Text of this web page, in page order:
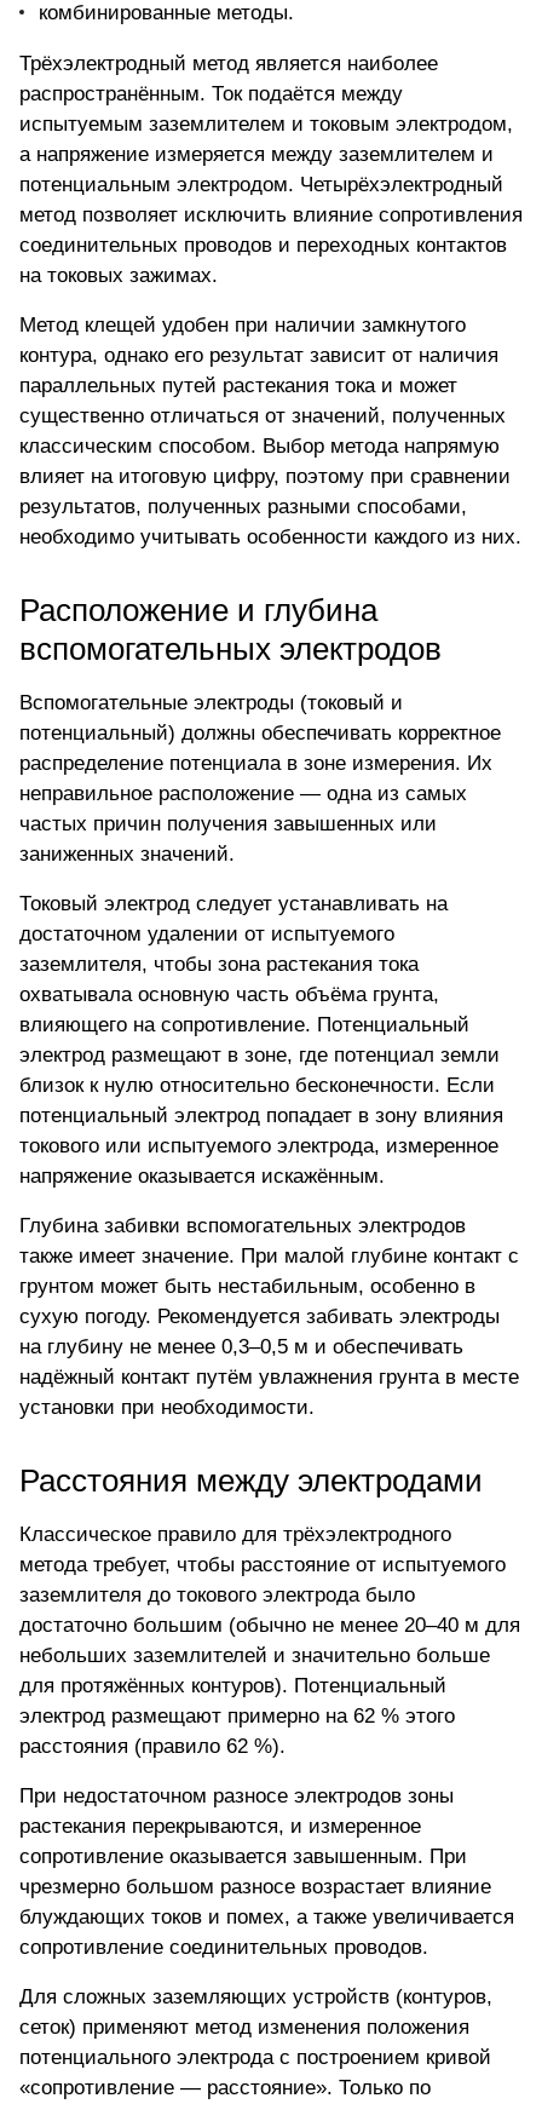
комбинированные методы.
Трёхэлектродный метод является наиболее
распространённым. Ток подаётся между
испытуемым заземлителем и токовым электродом,
а напряжение измеряется между заземлителем и
потенциальным электродом. Четырёхэлектродный
метод позволяет исключить влияние сопротивления
соединительных проводов и переходных контактов
на токовых зажимах.
Метод клещей удобен при наличии замкнутого
контура, однако его результат зависит от наличия
параллельных путей растекания тока и может
существенно отличаться от значений, полученных
классическим способом. Выбор метода напрямую
влияет на итоговую цифру, поэтому при сравнении
результатов, полученных разными способами,
необходимо учитывать особенности каждого из них.
Расположение и глубина
вспомогательных электродов
Вспомогательные электроды (токовый и
потенциальный) должны обеспечивать корректное
распределение потенциала в зоне измерения. Их
неправильное расположение — одна из самых
частых причин получения завышенных или
заниженных значений.
Токовый электрод следует устанавливать на
достаточном удалении от испытуемого
заземлителя, чтобы зона растекания тока
охватывала основную часть объёма грунта,
влияющего на сопротивление. Потенциальный
электрод размещают в зоне, где потенциал земли
близок к нулю относительно бесконечности. Если
потенциальный электрод попадает в зону влияния
токового или испытуемого электрода, измеренное
напряжение оказывается искажённым.
Глубина забивки вспомогательных электродов
также имеет значение. При малой глубине контакт с
грунтом может быть нестабильным, особенно в
сухую погоду. Рекомендуется забивать электроды
на глубину не менее 0,3–0,5 м и обеспечивать
надёжный контакт путём увлажнения грунта в месте
установки при необходимости.
Расстояния между электродами
Классическое правило для трёхэлектродного
метода требует, чтобы расстояние от испытуемого
заземлителя до токового электрода было
достаточно большим (обычно не менее 20–40 м для
небольших заземлителей и значительно больше
для протяжённых контуров). Потенциальный
электрод размещают примерно на 62 % этого
расстояния (правило 62 %).
При недостаточном разносе электродов зоны
растекания перекрываются, и измеренное
сопротивление оказывается завышенным. При
чрезмерно большом разносе возрастает влияние
блуждающих токов и помех, а также увеличивается
сопротивление соединительных проводов.
Для сложных заземляющих устройств (контуров,
сеток) применяют метод изменения положения
потенциального электрода с построением кривой
«сопротивление — расстояние». Только по